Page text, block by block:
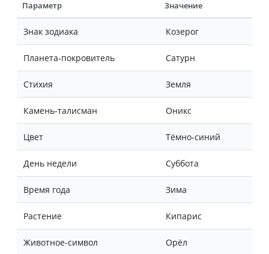
Параметр Значение
Знак зодиака Козерог
Планета-покровитель Сатурн
Стихия Земля
Камень-талисман Оникс
Цвет Тёмно-синий
День недели Суббота
Время года Зима
Растение Кипарис
Животное-символ Орёл